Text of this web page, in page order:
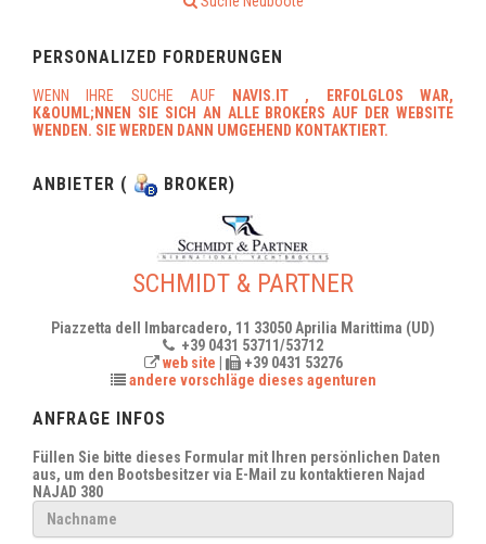
PERSONALIZED FORDERUNGEN
WENN IHRE SUCHE AUF NAVIS.IT , ERFOLGLOS WAR,
K&OUML;NNEN SIE SICH AN ALLE BROKERS AUF DER WEBSITE
WENDEN. SIE WERDEN DANN UMGEHEND KONTAKTIERT.
ANBIETER ( BROKER)
SCHMIDT & PARTNER
Piazzetta dell Imbarcadero, 11 33050 Aprilia Marittima (UD)
+39 0431 53711/53712
web site
+39 0431 53276
andere vorschläge dieses agenturen
ANFRAGE INFOS
Füllen Sie bitte dieses Formular mit Ihren persönlichen Daten
aus, um den Bootsbesitzer via E-Mail zu kontaktieren Najad
NAJAD 380